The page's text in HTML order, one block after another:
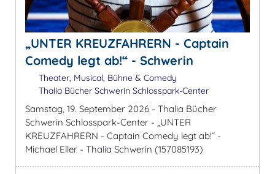
„UNTER KREUZFAHRERN - Captain
Comedy legt ab!“ - Schwerin
Theater, Musical, Bühne & Comedy
Thalia Bücher Schwerin Schlosspark-Center
Samstag, 19. September 2026 - Thalia Bücher
Schwerin Schlosspark-Center - „UNTER
KREUZFAHRERN - Captain Comedy legt ab!“ -
Michael Eller - Thalia Schwerin (157085193)